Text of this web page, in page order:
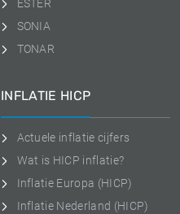
ESTER
SONIA
TONAR
INFLATIE HICP
Actuele inflatie cijfers
Wat is HICP inflatie?
Inflatie Europa (HICP)
Inflatie Nederland (HICP)